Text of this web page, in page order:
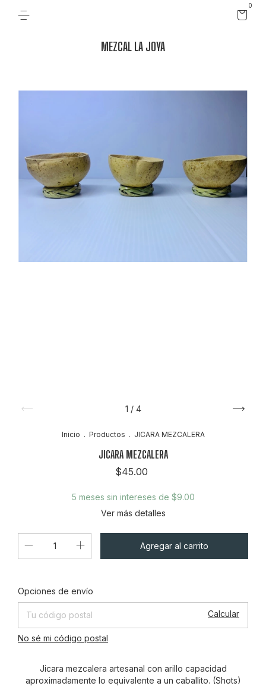
MEZCAL LA JOYA
0
1 / 4
Inicio . Productos . JICARA MEZCALERA
JICARA MEZCALERA
$45.00
5 meses sin intereses de $9.00
Ver más detalles
Entregas para el CP:
Opciones de envío
Calcular
No sé mi código postal
Jicara mezcalera artesanal con arillo capacidad
aproximadamente lo equivalente a un caballito. (Shots)